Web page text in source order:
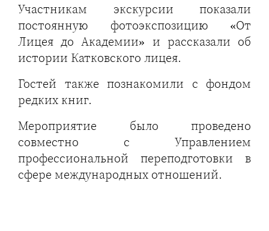
Участникам экскурсии показали
постоянную фотоэкспозицию «От
Лицея до Академии» и рассказали об
истории Катковского лицея.
Гостей также познакомили с фондом
редких книг.
Мероприятие было проведено
совместно с Управлением
профессиональной переподготовки в
сфере международных отношений.